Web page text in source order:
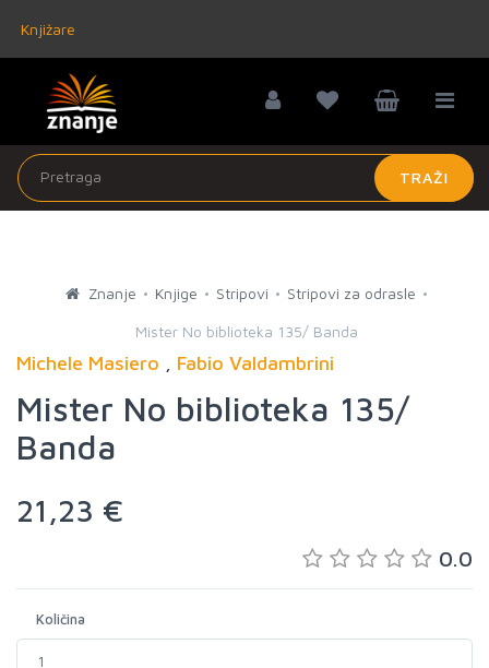
Knjižare
TRAŽI
Znanje Knjige Stripovi Stripovi za odrasle
Mister No biblioteka 135/ Banda
Michele Masiero Fabio Valdambrini
Mister No biblioteka 135/
Banda
21,23 €
0.0
Količina